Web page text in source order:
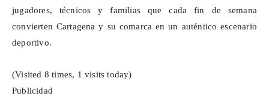
jugadores, técnicos y familias que cada fin de semana
convierten Cartagena y su comarca en un auténtico escenario
deportivo.
(Visited 8 times, 1 visits today)
Publicidad